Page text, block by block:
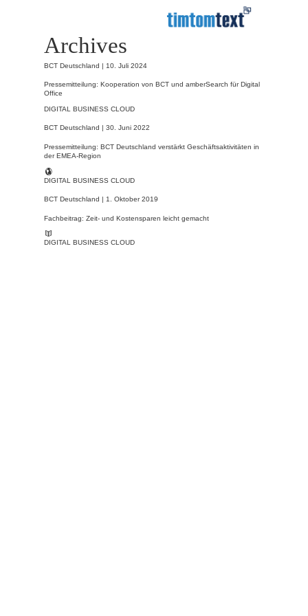
Archives
BCT Deutschland | 10. Juli 2024
Pressemitteilung: Kooperation von BCT und amberSearch für Digital
Office
DIGITAL BUSINESS CLOUD
BCT Deutschland | 30. Juni 2022
Pressemitteilung: BCT Deutschland verstärkt Geschäftsaktivitäten in
der EMEA-Region
DIGITAL BUSINESS CLOUD
BCT Deutschland | 1. Oktober 2019
Fachbeitrag: Zeit- und Kostensparen leicht gemacht
DIGITAL BUSINESS CLOUD